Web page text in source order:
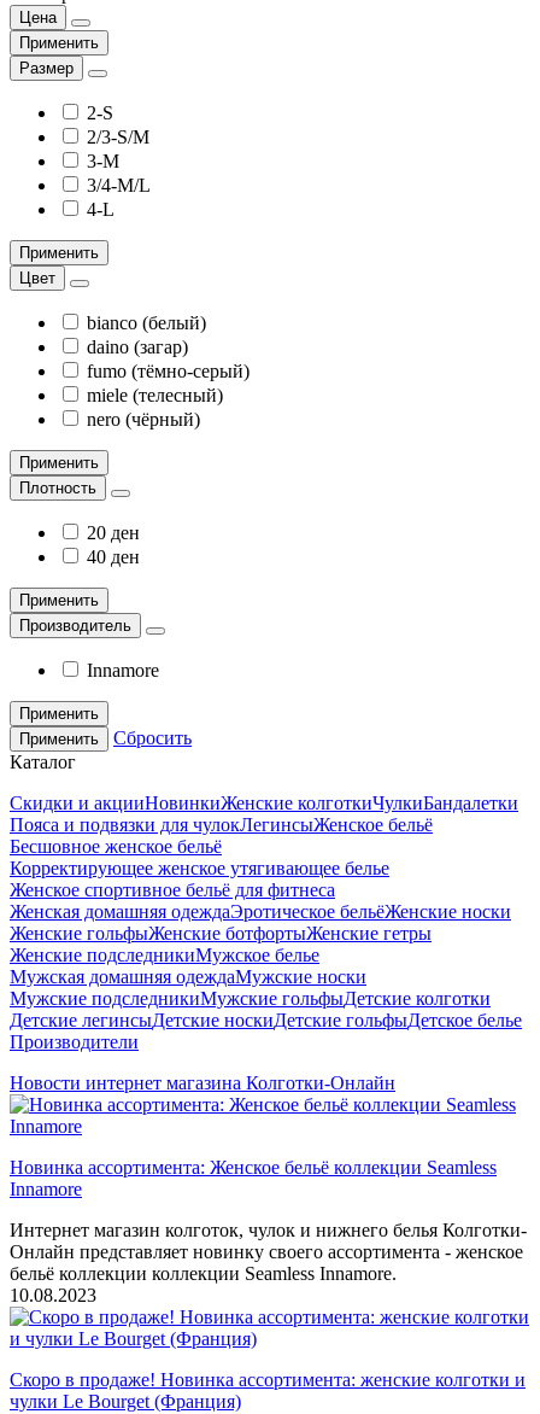
Цена
Применить
Размер
2-S
2/3-S/M
3-M
3/4-M/L
4-L
Применить
Цвет
bianco (белый)
daino (загар)
fumo (тёмно-серый)
miele (телесный)
nero (чёрный)
Применить
Плотность
20 ден
40 ден
Применить
Производитель
Innamore
Применить
Применить
Сбросить
Каталог
Скидки и акцииНовинкиЖенские колготкиЧулкиБандалетки
Пояса и подвязки для чулокЛегинсыЖенское бельё
Бесшовное женское бельё
Корректирующее женское утягивающее белье
Женское спортивное бельё для фитнеса
Женская домашняя одеждаЭротическое бельёЖенские носки
Женские гольфыЖенские ботфортыЖенские гетры
Женские подследникиМужское белье
Мужская домашняя одеждаМужские носки
Мужские подследникиМужские гольфыДетские колготки
Детские легинсыДетские носкиДетские гольфыДетское белье
Производители
Новости интернет магазина Колготки-Онлайн
Новинка ассортимента: Женское бельё коллекции Seamless
Innamore
Интернет магазин колготок, чулок и нижнего белья Колготки-
Онлайн представляет новинку своего ассортимента - женское
бельё коллекции коллекции Seamless Innamore.
10.08.2023
Скоро в продаже! Новинка ассортимента: женские колготки и
чулки Le Bourget (Франция)